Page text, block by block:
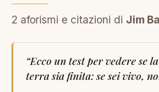
2 aforismi e citazioni di Jim
“Ecco un test per vedere se
terra sia finita: se sei vivo,